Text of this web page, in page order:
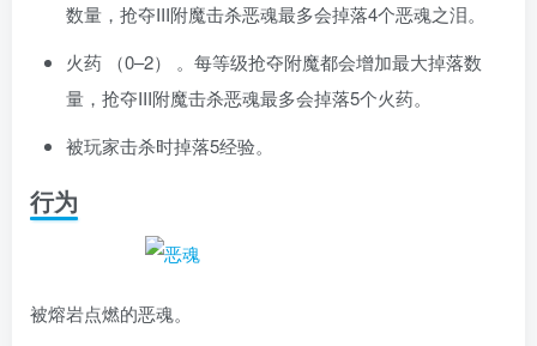
数量，抢夺III附魔击杀恶魂最多会掉落4个恶魂之泪。
火药 （0–2） 。每等级抢夺附魔都会增加最大掉落数
量，抢夺III附魔击杀恶魂最多会掉落5个火药。
被玩家击杀时掉落5经验。
行为
被熔岩点燃的恶魂。